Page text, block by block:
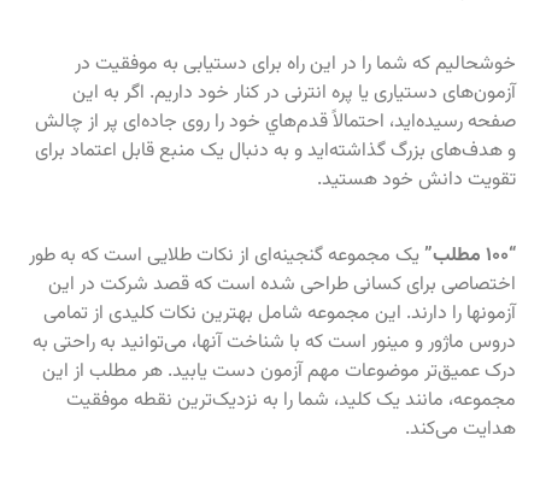
خوشحالیم که شما را در این راه برای دستیابی به موفقیت در
آزمون‌های دستیاری یا پره انترنی در کنار خود داریم. اگر به این
صفحه رسیده‌اید، احتمالاً قدم‌هاي خود را روی جاده‌ای پر از چالش
و هدف‌های بزرگ گذاشته‌اید و به دنبال یک منبع قابل اعتماد برای
تقویت دانش خود هستید.
“۱۰۰ مطلب”
یک مجموعه گنجینه‌ای از نکات طلایی است که به طور
اختصاصی برای کسانی طراحی شده است که قصد شرکت در این
آزمونها را دارند. این مجموعه شامل بهترین نکات کلیدی از تمامی
دروس ماژور و مینور است که با شناخت آنها، می‌توانید به راحتی به
درک عمیق‌تر موضوعات مهم آزمون دست یابید. هر مطلب از این
مجموعه، مانند یک کلید، شما را به نزدیک‌ترین نقطه موفقیت
هدایت می‌کند.